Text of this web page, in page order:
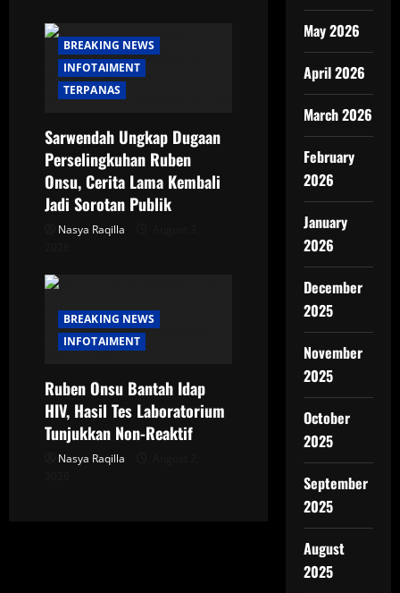
BREAKING NEWS
INFOTAIMENT
TERPANAS
Sarwendah Ungkap Dugaan
Perselingkuhan Ruben
Onsu, Cerita Lama Kembali
Jadi Sorotan Publik
Nasya Raqilla
BREAKING NEWS
INFOTAIMENT
Ruben Onsu Bantah Idap
HIV, Hasil Tes Laboratorium
Tunjukkan Non-Reaktif
Nasya Raqilla
May 2026
April 2026
March 2026
February
2026
January
2026
December
2025
November
2025
October
2025
September
2025
August
2025